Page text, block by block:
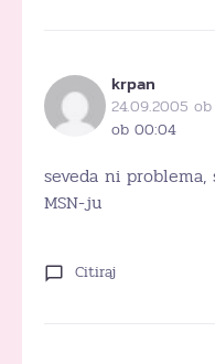
krpan
24.09.2005
ob 00:04
seveda ni
MSN-ju
Citiraj